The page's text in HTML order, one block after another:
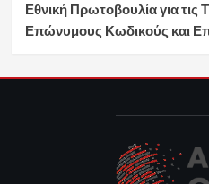
Εθνική Πρωτοβουλία για τις
Επώνυμους Κωδικούς και